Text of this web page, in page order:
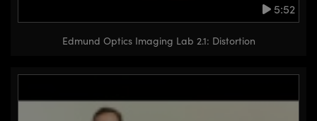
5:52
Edmund Optics Imaging Lab 2.1: Distortion